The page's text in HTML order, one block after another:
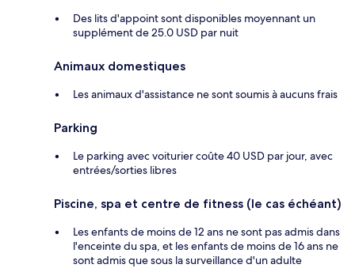
Des lits d'appoint sont disponibles moyennant un
supplément de 25.0 USD par nuit
Animaux domestiques
Les animaux d'assistance ne sont soumis à aucuns frais
Parking
Le parking avec voiturier coûte 40 USD par jour, avec
entrées/sorties libres
Piscine, spa et centre de fitness (le cas échéant)
Les enfants de moins de 12 ans ne sont pas admis dans
l'enceinte du spa, et les enfants de moins de 16 ans ne
sont admis que sous la surveillance d'un adulte